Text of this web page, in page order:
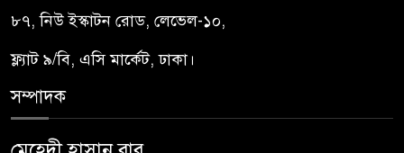
৮৭, নিউ ইস্কাটন রোড, লেভেল-১০,
ফ্ল্যাট ৯/বি, এসি মার্কেট, ঢাকা।
সম্পাদক